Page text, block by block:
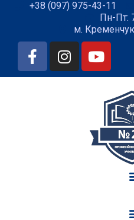
+38 (097) 975-43-11
Пн-Пт:
м.